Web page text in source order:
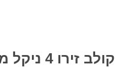
קולב זירו 4 ניקל מבריק/ שחור מט